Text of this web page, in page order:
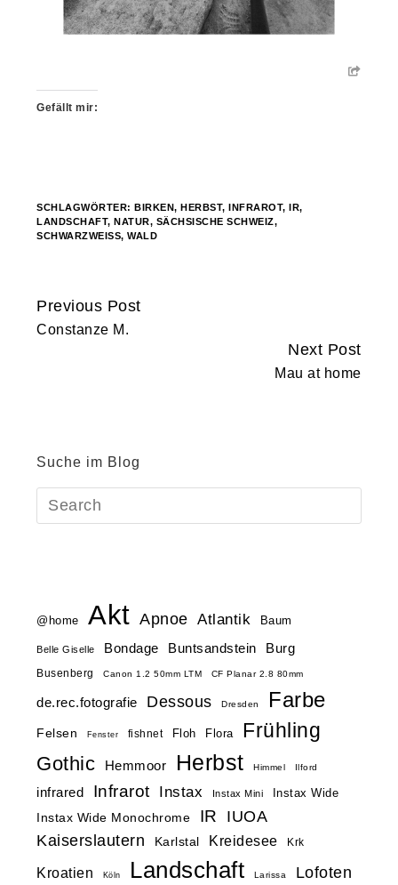
Gefällt mir:
SCHLAGWÖRTER:BIRKEN,HERBST,INFRAROT,IR,
LANDSCHAFT,NATUR, SÄCHSISCHE SCHWEIZ,
SCHWARZWEISS
,WALD
Continue
Reading
Previous Post
Constanze M.
Next Post
Mau at home
Suche im Blog
@home Akt Apnoe Atlantik Baum
Belle Giselle Bondage Buntsandstein Burg
Busenberg Canon 1.2 50mm LTM CF Planar 2.8 80mm
de.rec.fotografie Dessous Dresden Farbe
Felsen Fenster fishnet Floh Flora Frühling
Gothic Hemmoor Herbst Himmel Ilford
infrared Infrarot Instax Instax Mini
Instax Wide
Instax Wide Monochrome
IR
IUOA
Kaiserslautern
Karlstal Kreidesee Krk
Kroatien Köln Landschaft Larissa Lofoten